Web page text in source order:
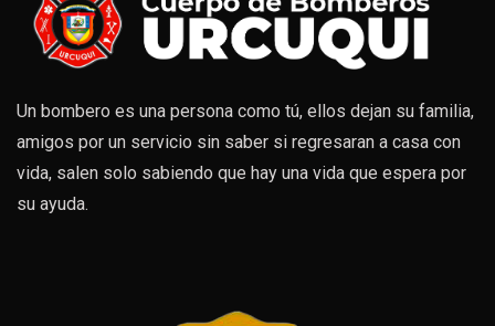
Un bombero es una persona como tú, ellos dejan su familia,
amigos por un servicio sin saber si regresaran a casa con
vida, salen solo sabiendo que hay una vida que espera por
su ayuda.